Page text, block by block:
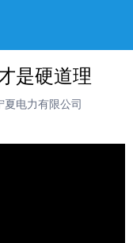
是硬道理
夏电力有限公司